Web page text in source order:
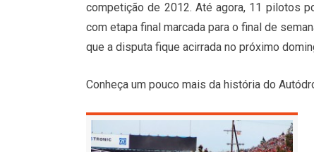
competição de 2012. Até agora, 11 pilotos
com etapa final marcada para o final de
que a disputa fique acirrada no próximo
Conheça um pouco mais da história do